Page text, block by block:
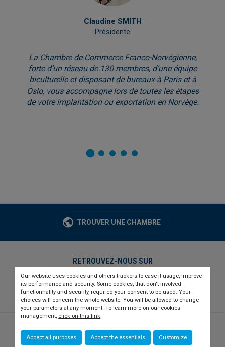
Our website uses cookies and others trackers to ease it usage, improve
its performance and security. Some cookies, that don't involved
functionnality and security, required your consent to be used. Your
choices will concern the whole website. You will be allowed to change
your parameters at any moment. To learn more on our cookies
management, click on this link.
Accept all purposes Accept the essentials Customize
Claudine SMITH
Présidente
La Chambre de Commerce Franco-Norvégienne,
forte d’un réseau de 130 membres, d’une équipe
biculturelle et disposant de bureaux à Paris et à
Oslo, vous accompagne lors de toutes les étapes
de votre implantation ou exportation en Norvège.
TROUVER UNE CHAMBRE
RETROUVEZ-NOUS SUR
twitterlinkedinyoutube
Qui sommes-nous ?
Recrutement Presse Contact